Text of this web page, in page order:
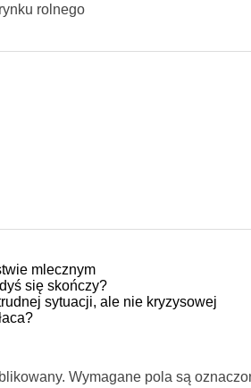
rolnego
mlecznym
się skończy?
sytuacji, ale nie kryzysowej
Wymagane pola są